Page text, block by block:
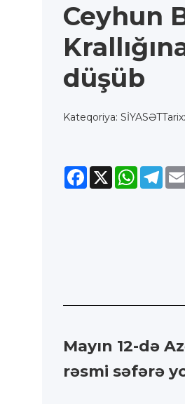
Ceyhun
düşüb
Kateqoriya: SİYASƏT
Facebook
X
Mayın 12-də
rəsmi səfərə